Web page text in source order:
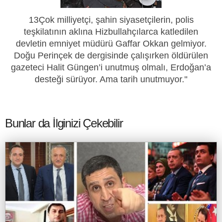
13Çok milliyetçi, şahin siyasetçilerin, polis
teşkilatının aklına Hizbullahçılarca katledilen
devletin emniyet müdürü Gaffar Okkan gelmiyor.
Doğu Perinçek de dergisinde çalışırken öldürülen
gazeteci Halit Güngen’i unutmuş olmalı, Erdoğan’a
desteği sürüyor. Ama tarih unutmuyor."
Bunlar da İlginizi Çekebilir